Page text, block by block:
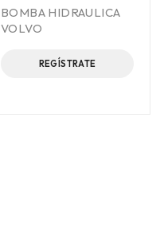
BOMBA HIDRAULICA
VOLVO
REGÍSTRATE